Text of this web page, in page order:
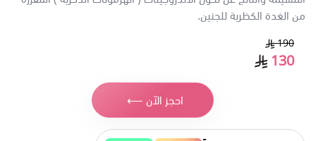
من الغدة الكظرية للجنين.
190
130
احجز الآن ⟵